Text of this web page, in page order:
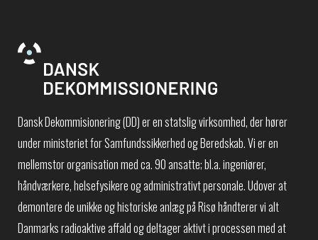
Dansk Dekommisionering (DD) er en statslig virksomhed, der hører
under ministeriet for Samfundssikkerhed og Beredskab. Vi er en
mellemstor organisation med ca. 90 ansatte; bl.a. ingeniører,
håndværkere, helsefysikere og administrativt personale. Udover at
demontere de unikke og historiske anlæg på Risø håndterer vi alt
Danmarks radioaktive affald og deltager aktivt i processen med at